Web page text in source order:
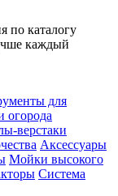
по каталогу
каждый
для
огорода
верстаки
Аксессуары
Мойки высокого
Система